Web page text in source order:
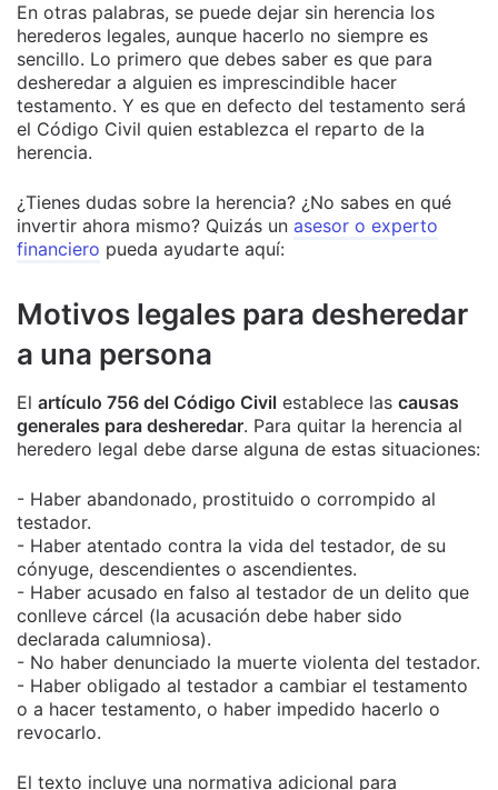
En otras palabras, se puede dejar sin herencia los
herederos legales, aunque hacerlo no siempre es
sencillo. Lo primero que debes saber es que para
desheredar a alguien es imprescindible hacer
testamento. Y es que en defecto del testamento será
el Código Civil quien establezca el reparto de la
herencia.
¿Tienes dudas sobre la herencia? ¿No sabes en qué
invertir ahora mismo? Quizás un asesor o experto
financiero pueda ayudarte aquí:
Motivos legales para desheredar
a una persona
El artículo 756 del Código Civil establece las causas
generales para desheredar. Para quitar la herencia al
heredero legal debe darse alguna de estas situaciones:
- Haber abandonado, prostituido o corrompido al
testador.
- Haber atentado contra la vida del testador, de su
cónyuge, descendientes o ascendientes.
- Haber acusado en falso al testador de un delito que
conlleve cárcel (la acusación debe haber sido
declarada calumniosa).
- No haber denunciado la muerte violenta del testador.
- Haber obligado al testador a cambiar el testamento
o a hacer testamento, o haber impedido hacerlo o
revocarlo.
El texto incluye una normativa adicional para